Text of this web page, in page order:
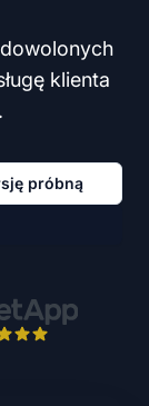
klienta
próbną